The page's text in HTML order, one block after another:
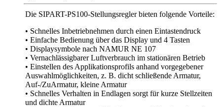
Die SIPART-PS100-Stellungsregler bieten folgende Vorteile:
• Schnelles Inbetriebnehmen durch einen Eintastendruck
• Einfache Bedienung über das Display und 4 Tasten
• Displaysymbole nach NAMUR NE 107
• Vernachlässigbarer Luftverbrauch im stationären Betrieb
• Einstellen des Applikationsprofils anhand vorgegebener
Auswahlmöglichkeiten, z. B. dicht schließende Armatur,
Auf-/ZuArmatur, kleine Armatur
• Schnelles Verhalten in Endlagen sorgt für kurze Stellzeiten
und dichte Armatur